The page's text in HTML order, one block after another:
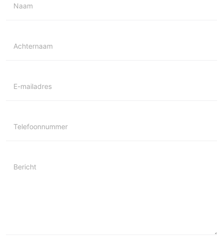
Naam
Achternaam
E-mailadres
Telefoonnummer
Bericht